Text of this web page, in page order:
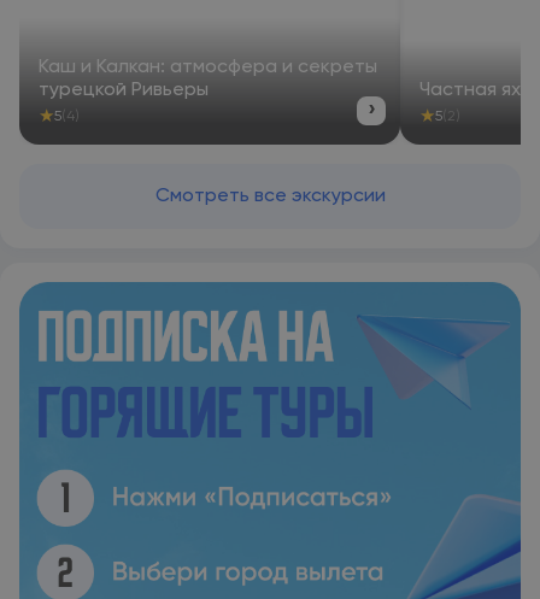
Каш и Калкан: атмосфера и секреты
турецкой Ривьеры
★5 (4) ›
Частная
★5 (2)
Смотреть все экскурсии